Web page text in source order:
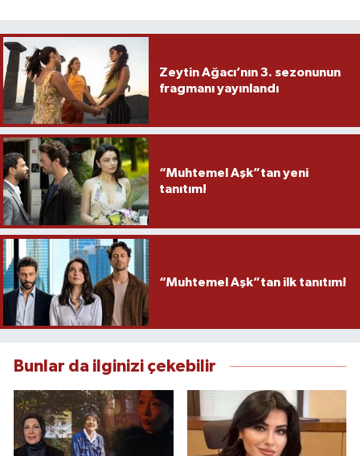
Zeytin Ağacı’nın 3. sezonunun
fragmanı yayınlandı
“Muhtemel Aşk”tan yeni
tanıtım!
“Muhtemel Aşk”tan ilk tanıtım!
Bunlar da ilginizi çekebilir